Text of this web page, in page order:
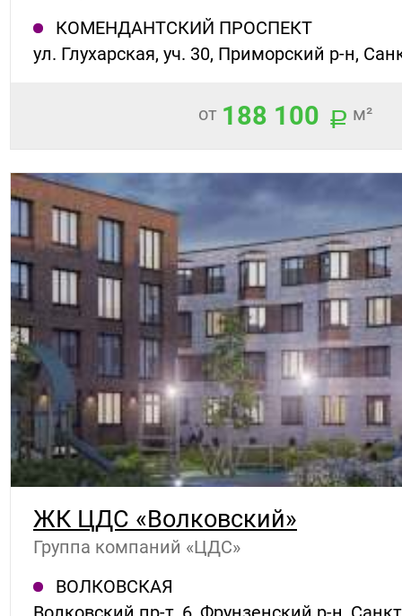
КОМЕНДАНТСКИЙ ПРОСПЕКТ
ул. Глухарская, уч. 30, Приморский р-н,
от 188 100 м²
ЖК ЦДС «Волковский»
Группа компаний «ЦДС»
ВОЛКОВСКАЯ